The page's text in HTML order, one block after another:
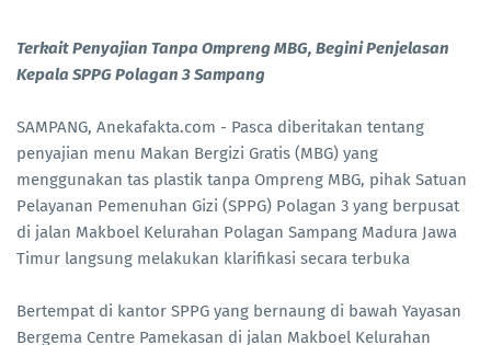
Terkait Penyajian Tanpa Ompreng MBG, Begini Penjelasan
Kepala SPPG Polagan 3 Sampang
SAMPANG, Anekafakta.com - Pasca diberitakan tentang
penyajian menu Makan Bergizi Gratis (MBG) yang
menggunakan tas plastik tanpa Ompreng MBG, pihak Satuan
Pelayanan Pemenuhan Gizi (SPPG) Polagan 3 yang berpusat
di jalan Makboel Kelurahan Polagan Sampang Madura Jawa
Timur langsung melakukan klarifikasi secara terbuka
Bertempat di kantor SPPG yang bernaung di bawah Yayasan
Bergema Centre Pamekasan di jalan Makboel Kelurahan